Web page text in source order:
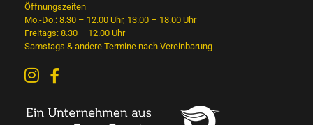
Öffnungszeiten
Mo.-Do.: 8.30 – 12.00 Uhr, 13.00 – 18.00 Uhr
Freitags: 8.30 – 12.00 Uhr
Samstags & andere Termine nach Vereinbarung